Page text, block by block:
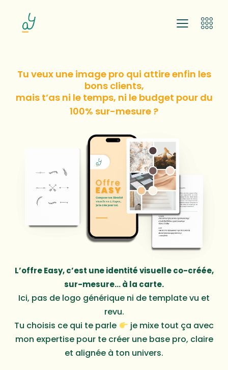
Tu veux une image pro qui attire enfin les
bons clients,
mais t’as ni le temps, ni le budget pour du
100% sur-mesure ?
L’offre Easy, c’est une identité visuelle co-créée,
sur-mesure… à la carte.
Ici, pas de logo générique ni de template vu et
revu.
Tu choisis ce qui te parle
je mixe tout ça avec
mon expertise pour te créer une base pro, claire
et alignée à ton univers.